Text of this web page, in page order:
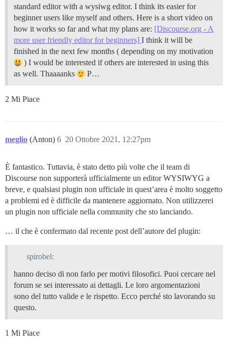
standard editor with a wysiwg editor. I think its easier for
beginner users like myself and others. Here is a short video on
how it works so far and what my plans are: [Discourse.org - A
more user friendly editor for beginners] I think it will be
finished in the next few months ( depending on my motivation
) I would be interested if others are interested in using this
as well. Thaaaanks
P…
2 Mi Piace
meglio (Anton) 20 Ottobre 2021, 12:27pm
6
È fantastico. Tuttavia, è stato detto più volte che il team di
Discourse non supporterà ufficialmente un editor WYSIWYG a
breve, e qualsiasi plugin non ufficiale in quest’area è molto soggetto
a problemi ed è difficile da mantenere aggiornato. Non utilizzerei
un plugin non ufficiale nella community che sto lanciando.
… il che è confermato dal recente post dell’autore del plugin:
spirobel:
hanno deciso di non farlo per motivi filosofici. Puoi cercare nel
forum se sei interessato ai dettagli. Le loro argomentazioni
sono del tutto valide e le rispetto. Ecco perché sto lavorando su
questo.
1 Mi Piace